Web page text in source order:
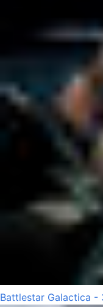
Battlestar Galactica -